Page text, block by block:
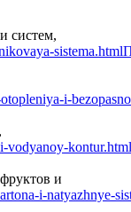
систем,
и